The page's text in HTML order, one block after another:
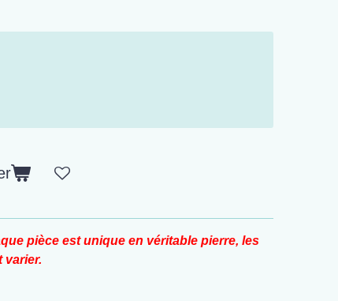
pièce est unique en véritable pierre, les
varier.